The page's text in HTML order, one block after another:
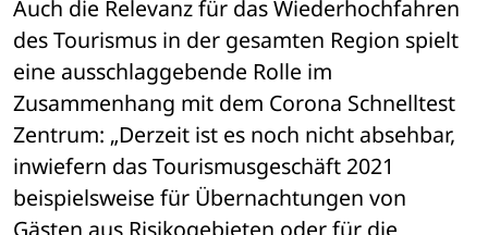
Auch die Relevanz für das Wiederhochfahren
des Tourismus in der gesamten Region spielt
eine ausschlaggebende Rolle im
Zusammenhang mit dem Corona Schnelltest
Zentrum: „Derzeit ist es noch nicht absehbar,
inwiefern das Tourismusgeschäft 2021
beispielsweise für Übernachtungen von
Gästen aus Risikogebieten oder für die